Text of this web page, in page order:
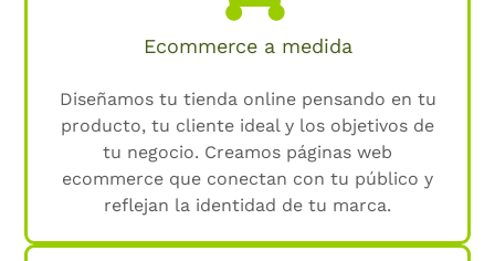
Ecommerce a medida
Diseñamos tu tienda online pensando en tu
producto, tu cliente ideal y los objetivos de
tu negocio. Creamos páginas web
ecommerce que conectan con tu público y
reflejan la identidad de tu marca.